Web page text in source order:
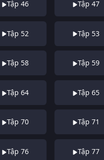
Tập 46 Tập 47
Tập 52 Tập 53
Tập 58 Tập 59
Tập 64 Tập 65
Tập 70 Tập 71
Tập 76 Tập 77